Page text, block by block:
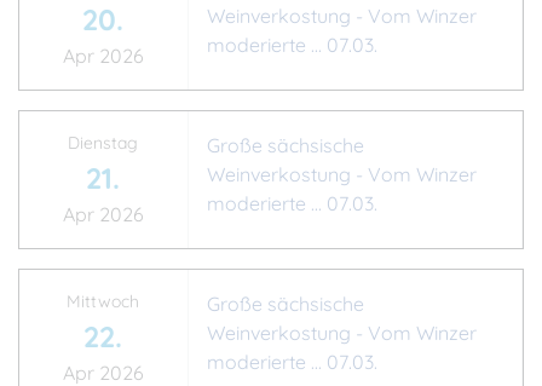
20.
Apr 2026
Weinverkostung - Vom Winzer
moderierte ... 07.03.
Dienstag
21.
Apr 2026
Große sächsische
Weinverkostung - Vom Winzer
moderierte ... 07.03.
Mittwoch
22.
Apr 2026
Große sächsische
Weinverkostung - Vom Winzer
moderierte ... 07.03.